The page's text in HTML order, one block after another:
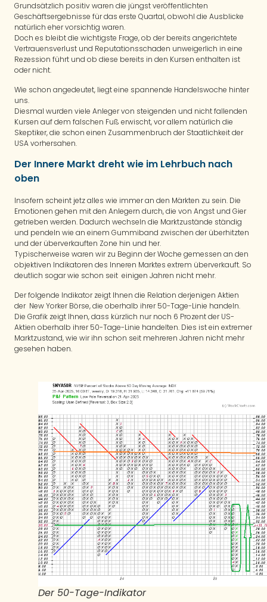
Grundsätzlich positiv waren die jüngst veröffentlichten
Geschäftsergebnisse für das erste Quartal, obwohl die Ausblicke
natürlich eher vorsichtig waren.
Doch es bleibt die wichtigste Frage, ob der bereits angerichtete
Vertrauensverlust und Reputationsschaden unweigerlich in eine
Rezession führt und ob diese bereits in den Kursen enthalten ist
oder nicht.
Wie schon angedeutet, liegt eine spannende Handelswoche hinter
uns.
Diesmal wurden viele Anleger von steigenden und nicht fallenden
Kursen auf dem falschen Fuß erwischt, vor allem natürlich die
Skeptiker, die schon einen Zusammenbruch der Staatlichkeit der
USA vorhersahen.
Der Innere Markt dreht wie im Lehrbuch nach
oben
Insofern scheint jetz alles wie immer an den Märkten zu sein. Die
Emotionen gehen mit den Anlegern durch, die von Angst und Gier
getrieben werden. Dadurch wechseln die Marktzustände ständig
und pendeln wie an einem Gummiband zwischen der überhitzten
und der überverkauften Zone hin und her.
Typischerweise waren wir zu Beginn der Woche gemessen an den
objektiven Indikatoren des Inneren Marktes extrem überverkauft. So
deutlich sogar wie schon seit einigen Jahren nicht mehr.
Der folgende Indikator zeigt Ihnen die Relation derjenigen Aktien
der New Yorker Börse, die oberhalb ihrer 50-Tage-Linie handeln.
Die Grafik zeigt Ihnen, dass kürzlich nur noch 6 Prozent der US-
Aktien oberhalb ihrer 50-Tage-Linie handelten. Dies ist ein extremer
Marktzustand, wie wir ihn schon seit mehreren Jahren nicht mehr
gesehen haben.
Der 50-Tage-Indikator